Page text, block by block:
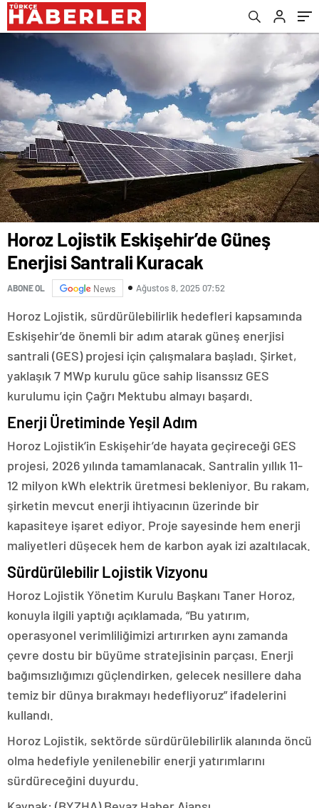
Horoz Lojistik Eskişehir’de Güneş
Enerjisi Santrali Kuracak
ABONE OL News Ağustos 8, 2025 07:52
Horoz Lojistik, sürdürülebilirlik hedefleri kapsamında
Eskişehir’de önemli bir adım atarak güneş enerjisi
santrali (GES) projesi için çalışmalara başladı. Şirket,
yaklaşık 7 MWp kurulu güce sahip lisanssız GES
kurulumu için Çağrı Mektubu almayı başardı.
Enerji Üretiminde Yeşil Adım
Horoz Lojistik’in Eskişehir’de hayata geçireceği GES
projesi, 2026 yılında tamamlanacak. Santralin yıllık 11-
12 milyon kWh elektrik üretmesi bekleniyor. Bu rakam,
şirketin mevcut enerji ihtiyacının üzerinde bir
kapasiteye işaret ediyor. Proje sayesinde hem enerji
maliyetleri düşecek hem de karbon ayak izi azaltılacak.
Sürdürülebilir Lojistik Vizyonu
Horoz Lojistik Yönetim Kurulu Başkanı Taner Horoz,
konuyla ilgili yaptığı açıklamada, “Bu yatırım,
operasyonel verimliliğimizi artırırken aynı zamanda
çevre dostu bir büyüme stratejisinin parçası. Enerji
bağımsızlığımızı güçlendirken, gelecek nesillere daha
temiz bir dünya bırakmayı hedefliyoruz” ifadelerini
kullandı.
Horoz Lojistik, sektörde sürdürülebilirlik alanında öncü
olma hedefiyle yenilenebilir enerji yatırımlarını
sürdüreceğini duyurdu.